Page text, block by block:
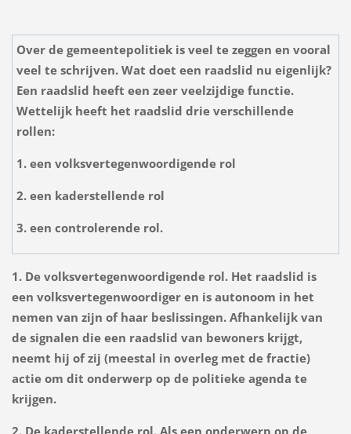
Over de gemeentepolitiek is veel te zeggen en vooral
veel te schrijven. Wat doet een raadslid nu eigenlijk?
Een raadslid heeft een zeer veelzijdige functie.
Wettelijk heeft het raadslid drie verschillende
rollen:
1. een volksvertegenwoordigende rol
2. een kaderstellende rol
3. een controlerende rol.
1. De volksvertegenwoordigende rol. Het raadslid is
een volksvertegenwoordiger en is autonoom in het
nemen van zijn of haar beslissingen. Afhankelijk van
de signalen die een raadslid van bewoners krijgt,
neemt hij of zij (meestal in overleg met de fractie)
actie om dit onderwerp op de politieke agenda te
krijgen.